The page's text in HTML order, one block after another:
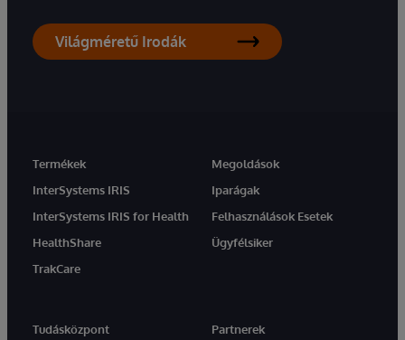
Világméretű Irodák
Termékek
InterSystems IRIS
InterSystems IRIS for Health
HealthShare
TrakCare
Megoldások
Iparágak
Felhasználások Esetek
Ügyfélsiker
Tudásközpont
Partnerek